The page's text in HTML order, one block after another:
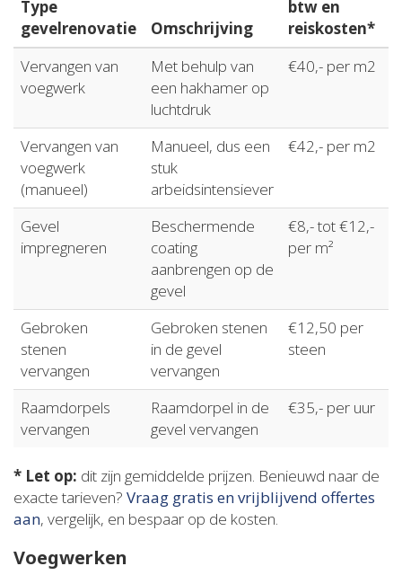
Type
gevelrenovatie
Omschrijving
btw en
reiskosten*
Vervangen van
voegwerk
Met behulp van
een hakhamer op
luchtdruk
€40,- per m2
Vervangen van
voegwerk
(manueel)
Manueel, dus een
stuk
arbeidsintensiever
€42,- per m2
Gevel
impregneren
Beschermende
coating
aanbrengen op de
gevel
€8,- tot €12,-
per m²
Gebroken
stenen
vervangen
Gebroken stenen
in de gevel
vervangen
€12,50 per
steen
Raamdorpels
vervangen
Raamdorpel in de
gevel vervangen
€35,- per uur
* Let op: dit zijn gemiddelde prijzen. Benieuwd naar de
exacte tarieven? Vraag gratis en vrijblijvend offertes
aan, vergelijk, en bespaar op de kosten.
Voegwerken